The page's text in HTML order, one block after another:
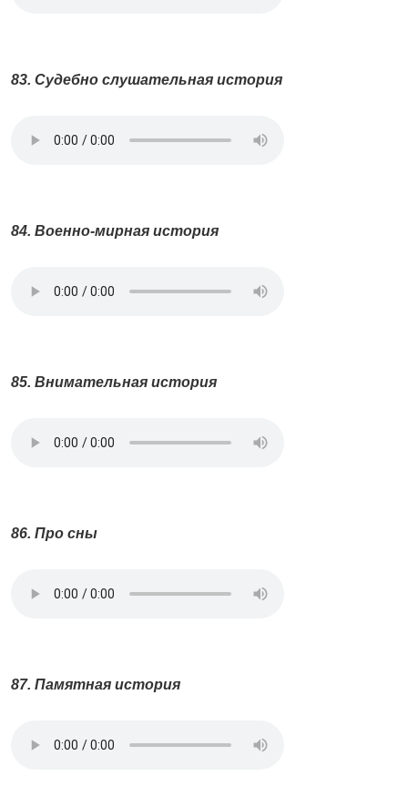
83. Судебно слушательная история
84. Военно-мирная история
85. Внимательная история
86. Про сны
87. Памятная история